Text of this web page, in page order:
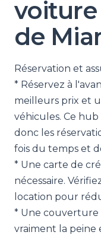
de
Réservation et
* Réservez à
meilleurs prix et
véhicules. Ce
donc les
fois du temps et
* Une carte de
nécessaire.
location pour
* Une couverture
vraiment la peine